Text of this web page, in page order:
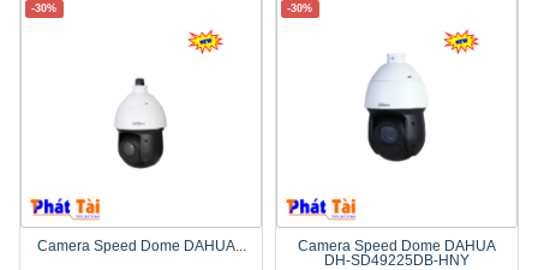
-30%
Camera Speed Dome DAHUA...
-30%
Camera Speed Dome DAHUA
DH-SD49225DB-HNY